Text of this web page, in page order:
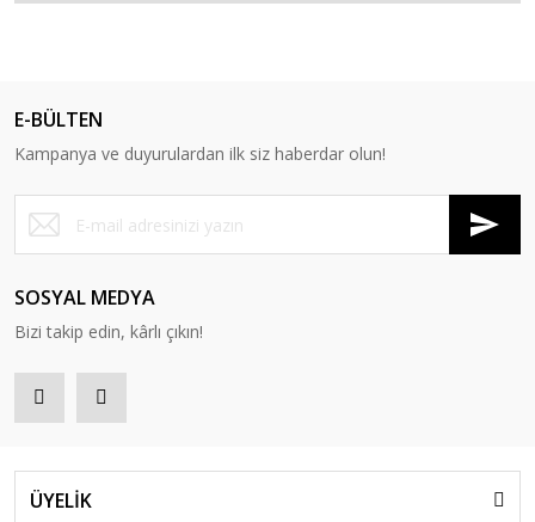
E-BÜLTEN
Kampanya ve duyurulardan ilk siz haberdar olun!
SOSYAL MEDYA
Bizi takip edin, kârlı çıkın!
ÜYELİK